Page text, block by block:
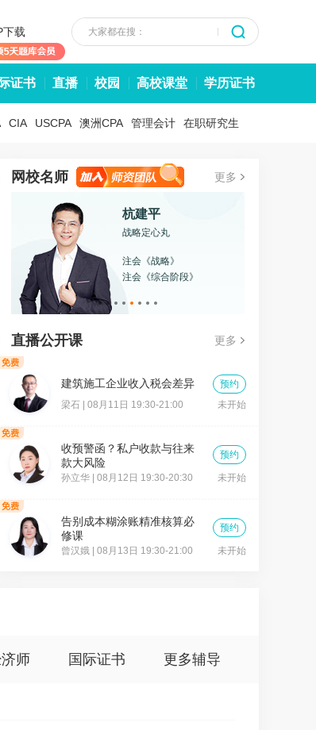
下载 大家都在搜：
证书 直播 校园 高校课堂 学历证书
CIA USCPA 澳洲CPA 管理会计 在职研究生
网校名师 更多
杭建平
战略定心丸
注会《战略》
注会《综合阶段》
直播公开课 更多
建筑施工企业收入税会差异
梁石 | 08月11日 19:30-21:00 未开始
预约
收预警函？私户收款与往来
款大风险​
孙立华 | 08月12日 19:30-20:30 未开始
预约
告别成本糊涂账精准核算必
修课
曾汉娥 | 08月13日 19:30-21:00 未开始
预约
师 国际证书 更多辅导